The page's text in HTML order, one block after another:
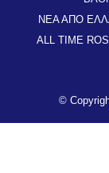
ΝΕΑ ΑΠΟ
ALL TIME
©